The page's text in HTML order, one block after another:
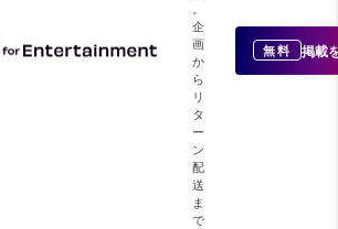
企
画
か
ら
リ
タ
ー
ン
配
送
ま
で
無料 掲載